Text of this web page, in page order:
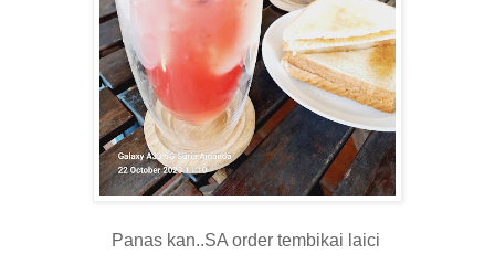
Panas kan..SA order tembikai laici